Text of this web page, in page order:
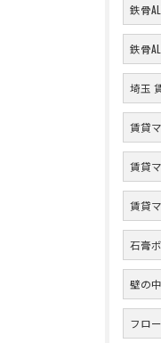
鉄骨
鉄骨
埼玉
賃貸
賃貸
賃貸
石膏
壁の
フロ